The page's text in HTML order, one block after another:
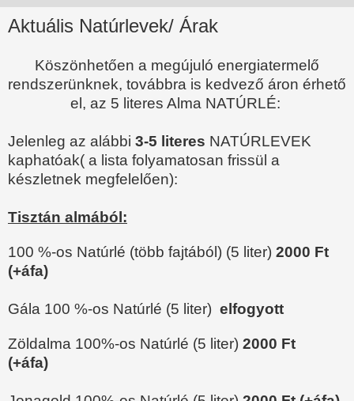
Aktuális Natúrlevek/ Árak
Köszönhetően a megújuló energiatermelő
rendszerünknek, továbbra is kedvező áron érhető
el, az 5 literes Alma NATÚRLÉ:
Jelenleg az alábbi 3-5 literes NATÚRLEVEK
kaphatóak( a lista folyamatosan frissül a
készletnek megfelelően):
Tisztán almából:
100 %-os Natúrlé (több fajtából) (5 liter) 2000 Ft
(+áfa)
Gála 100 %-os Natúrlé (5 liter) elfogyott
Zöldalma 100%-os Natúrlé (5 liter) 2000 Ft
(+áfa)